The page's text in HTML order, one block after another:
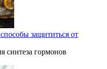
защититься от
синтеза гормонов